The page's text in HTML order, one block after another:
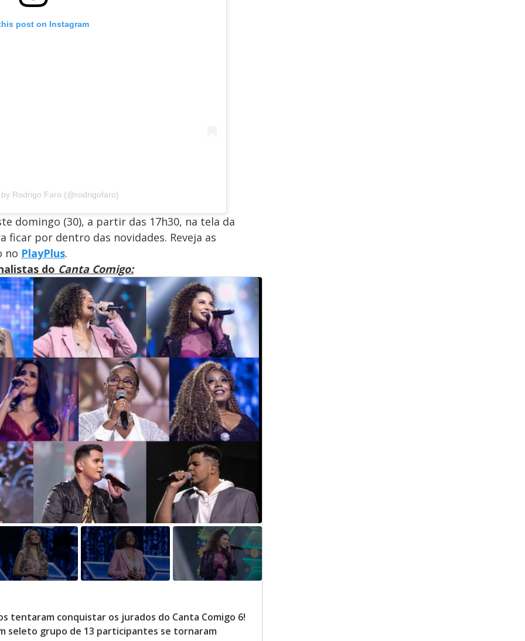
post on Instagram
Rodrigo Faro (@rodrigofaro)
domingo (30), a partir das 17h30, na tela da
ficar por dentro das novidades. Reveja as
no PlayPlus.
do Canta Comigo:
tentaram conquistar os jurados do Canta Comigo 6!
seleto grupo de 13 participantes se tornaram